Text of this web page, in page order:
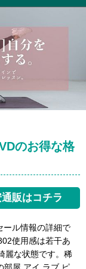
のお得な格
販はコチラ
ル情報の詳細で
使用感は若干あ
麗な状態です。稀